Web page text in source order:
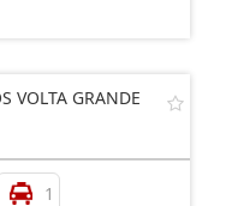
VOLTA GRANDE
1